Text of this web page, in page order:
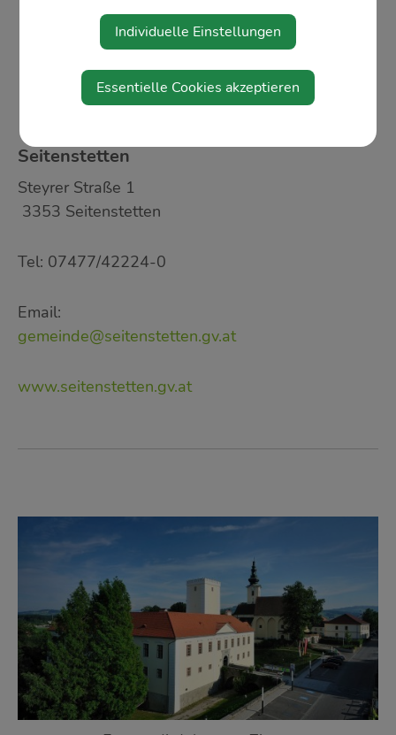
Seitenstetten
Steyrer Straße 1
3353 Seitenstetten
Tel: 07477/42224-0
Email:
gemeinde@seitenstetten.gv.at
www.seitenstetten.gv.at
Individuelle Einstellungen
Essentielle Cookies akzeptieren